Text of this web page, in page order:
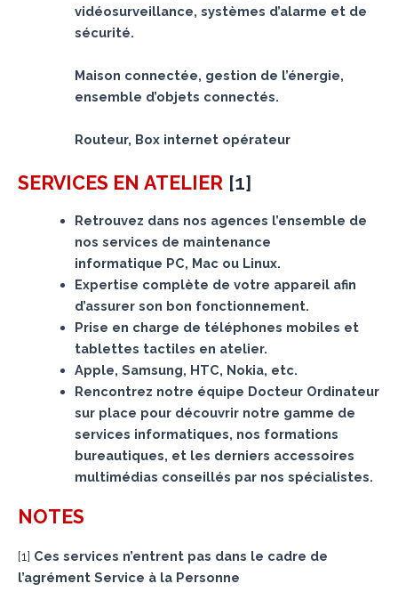
vidéosurveillance, systèmes d’alarme et de
sécurité.
Maison connectée, gestion de l’énergie,
ensemble d’objets connectés.
Routeur, Box internet opérateur
SERVICES EN ATELIER [1]
Retrouvez dans nos agences l’ensemble de
nos services de maintenance
informatique PC, Mac ou Linux.
Expertise complète de votre appareil afin
d’assurer son bon fonctionnement.
Prise en charge de téléphones mobiles et
tablettes tactiles en atelier.
Apple, Samsung, HTC, Nokia, etc.
Rencontrez notre équipe Docteur Ordinateur
sur place pour découvrir notre gamme de
services informatiques, nos formations
bureautiques, et les derniers accessoires
multimédias conseillés par nos spécialistes.
NOTES
[1] Ces services n’entrent pas dans le cadre de
l’agrément Service à la Personne